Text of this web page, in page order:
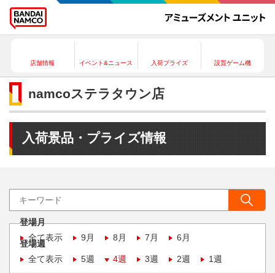
店舗情報 イベント&ニュース 入荷プライズ 設置ゲーム機
namcoステラタウン店
入荷景品・プライズ情報
登場月
全て表示
9月 8月 7月 6月
登場週
全て表示
5週 4週 3週 2週 1週